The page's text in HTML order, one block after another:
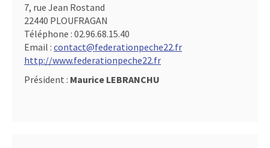
7, rue Jean Rostand
22440 PLOUFRAGAN
Téléphone : 02.96.68.15.40
Email : contact@federationpeche22.fr
http://www.federationpeche22.fr
Président : Maurice LEBRANCHU